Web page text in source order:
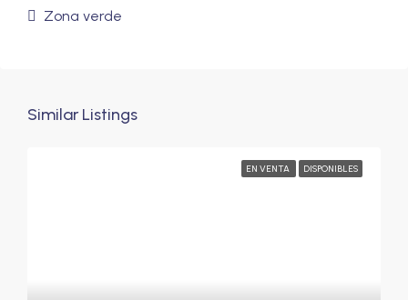
Zona verde
Similar Listings
EN VENTA DISPONIBLES